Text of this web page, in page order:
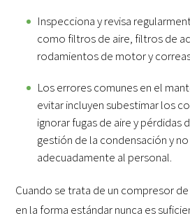
Inspecciona y revisa
como filtros de aire, filtros de
rodamientos de motor y
Los errores comunes en el
evitar incluyen subestimar los
ignorar fugas de aire y pérdidas
gestión de la condensación y
adecuadamente al personal.
Cuando se trata de un compresor
en la forma estándar nunca es